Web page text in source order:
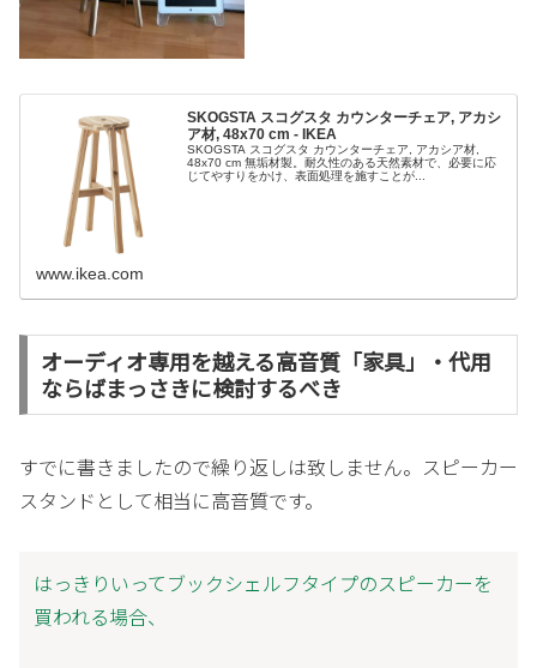
SKOGSTA スコグスタ カウンターチェア, アカシ
ア材, 48x70 cm - IKEA
SKOGSTA スコグスタ カウンターチェア, アカシア材,
48x70 cm 無垢材製。耐久性のある天然素材で、必要に応
じてやすりをかけ、表面処理を施すことが...
www.ikea.com
オーディオ専用を越える高音質「家具」・代用
ならばまっさきに検討するべき
すでに書きましたので繰り返しは致しません。スピーカー
スタンドとして相当に高音質です。
はっきりいってブックシェルフタイプのスピーカーを
買われる場合、